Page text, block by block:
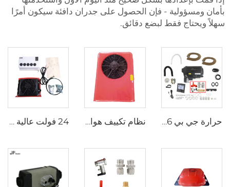
بأمان ومسؤولية - فإن الحصول على جدران دافئة سيكون أمرًا
سهلاً ويحتاج فقط لبضع دقائق.
حرارة جي بي 6 كيلوواط 12 فولت LPG غاز كومبي 110 فولت 220 فولت هواء وماء ساخن مماثل لترما كومبي 6e نظام تكييف هواء متزامن للسيارات المركبة للسيارات ذات الشاحنة / الرافعة 24 فولت عالية الجودة مكيف الهواء شاحنة جرار حفرة شاحنة عربة مقطورة مكيف الهواء